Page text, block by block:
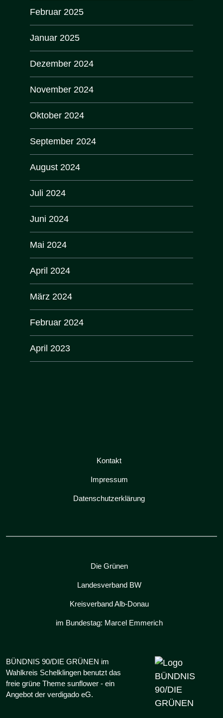
Februar 2025
Januar 2025
Dezember 2024
November 2024
Oktober 2024
September 2024
August 2024
Juli 2024
Juni 2024
Mai 2024
April 2024
März 2024
Februar 2024
April 2023
Kontakt
Impressum
Datenschutzerklärung
Die Grünen
Landesverband BW
Kreisverband Alb-Donau
im Bundestag: Marcel Emmerich
BÜNDNIS 90/DIE GRÜNEN im
Wahlkreis Schelklingen benutzt das
freie grüne Theme sunflower ‐ ein
Angebot der verdigado eG.